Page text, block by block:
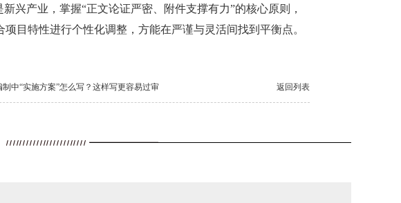
产业，掌握“正文论证严密、附件支撑有力”的核心原则，
目特性进行个性化调整，方能在严谨与灵活间找到平衡点。
中“实施方案”怎么写？这样写更容易过审 返回列表